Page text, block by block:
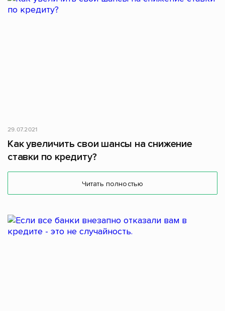
29.07.2021
Как увеличить свои шансы на снижение
ставки по кредиту?
Читать полностью